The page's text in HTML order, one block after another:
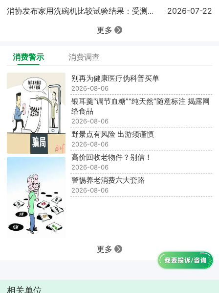
消协发布家用洗碗机比较试验结果：受测样品基础性能表
2026-07-22
更多
消费警示 消费调查
别再为健康医疗伪科普买单
2026-08-06
银耳羹“调节血糖”“纯天然”随意标注 揭露网
络食品
2026-08-06
野景点有风险 出游须谨慎
2026-08-06
高价回收老物件？别信！
2026-08-06
警惕养老消费六大套路
2026-08-06
更多
相关单位